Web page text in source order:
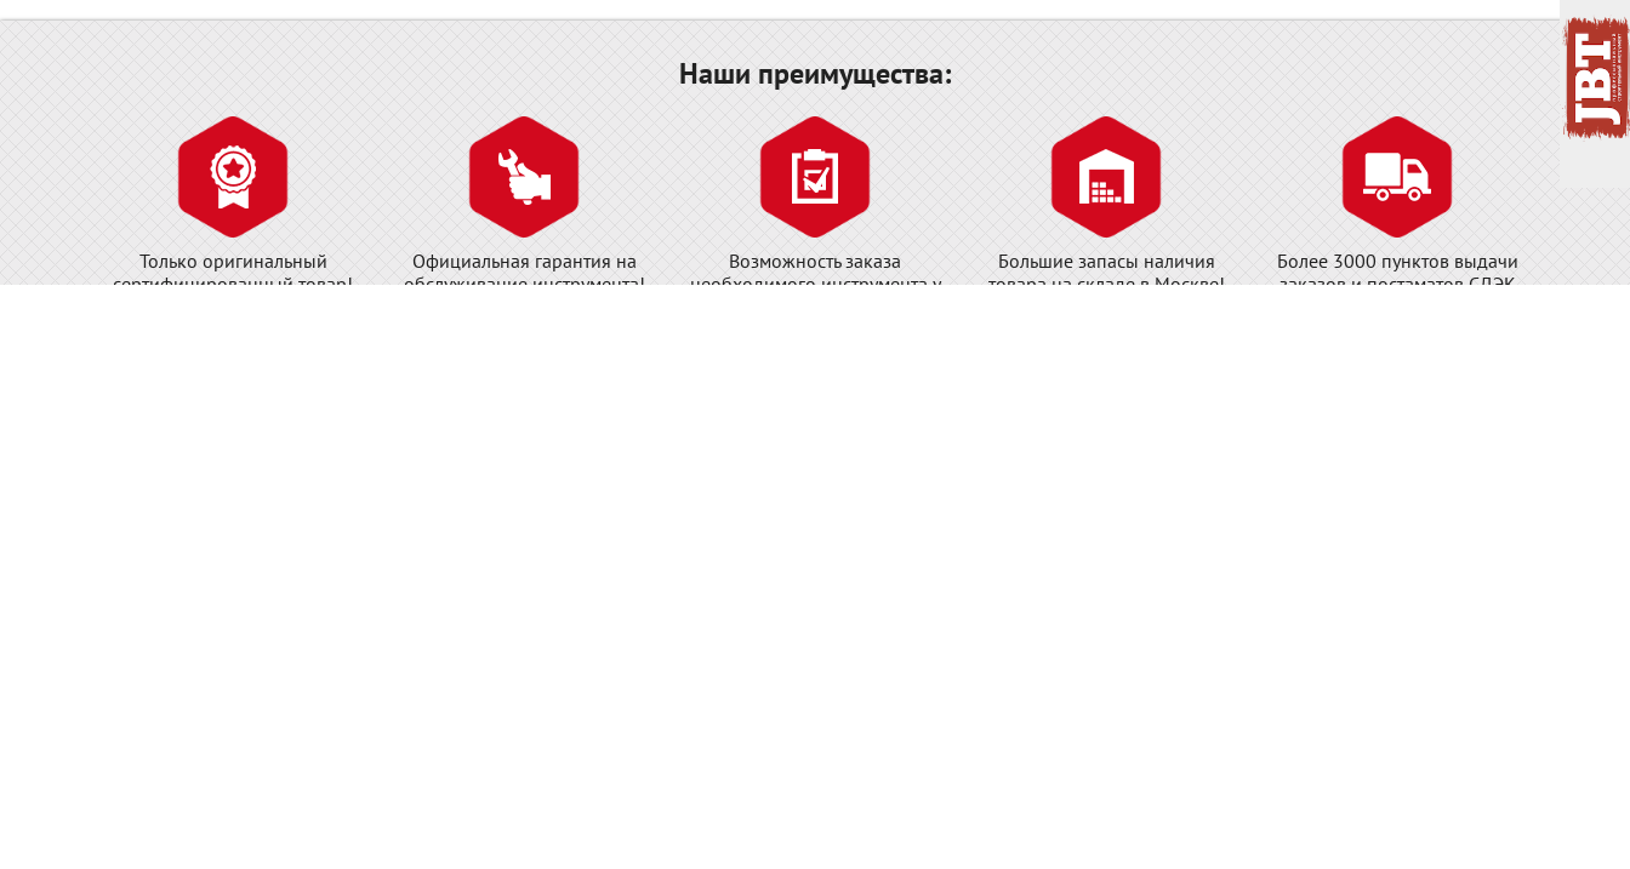
Наши преимущества:
Только оригинальный
сертифицированный товар!
Официальная гарантия на
обслуживание инструмента!
Возможность заказа
необходимого инструмента у
Большие запасы наличия
товара на складе в Москве!
Более 3000 пунктов выдачи
заказов и постаматов СДЭК